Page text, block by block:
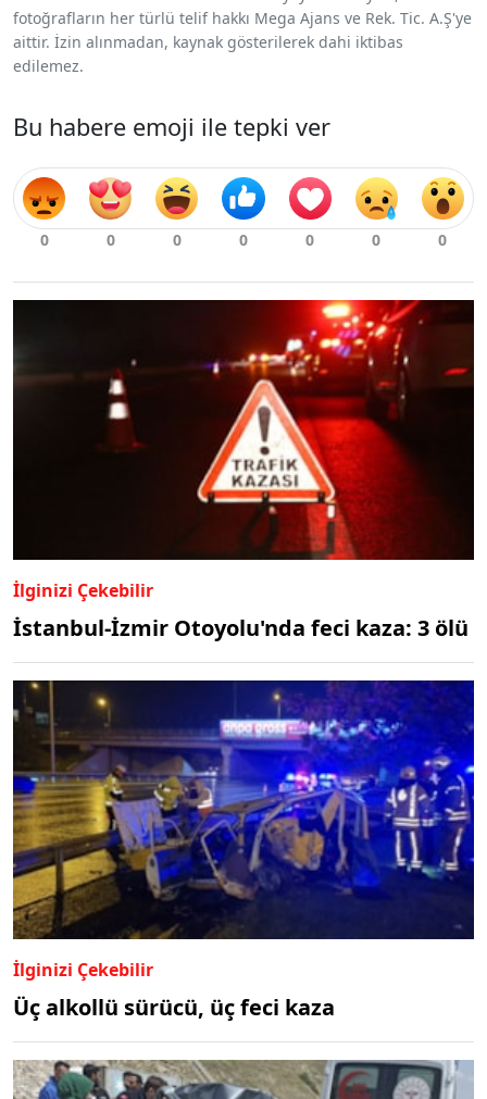
fotoğrafların her türlü telif hakkı Mega Ajans ve Rek. Tic. A.Ş'ye
aittir. İzin alınmadan, kaynak gösterilerek dahi iktibas
edilemez.
Bu habere emoji ile tepki ver
İlginizi Çekebilir
İstanbul-İzmir Otoyolu'nda feci kaza: 3 ölü
İlginizi Çekebilir
Üç alkollü sürücü, üç feci kaza